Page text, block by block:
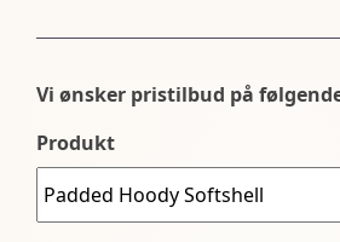
Vi ønsker pristilbud på
Produkt